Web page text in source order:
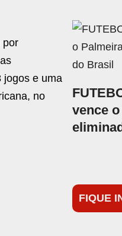
por
jogos e uma
no
vence
FIQUE